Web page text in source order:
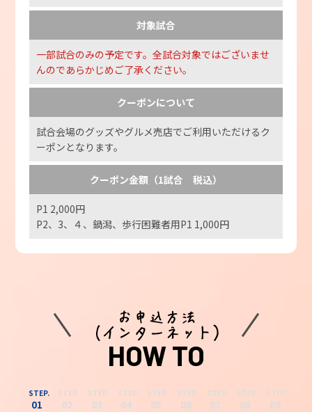
対象試合
一部試合のみの予定です。全試合対象ではございませ
んのであらかじめご了承ください。
クーポンについて
試合会場のグッズやグルメ売店でご利用いただけるク
ーポンとなります。
クーポン金額（1試合 税込）
P1 2,000円
P2、3、４、鍋潟、歩行困難者用P1 1,000円
お申込方法
（インターネット）
HOW TO
STEP.
01
STEP.
02
STEP.
03
STEP.
04
STEP.
05
STEP.
06
STEP.
07
STEP.
08
STEP.
09